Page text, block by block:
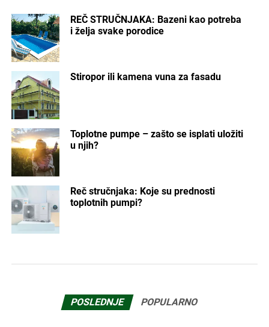
REČ STRUČNJAKA: Bazeni kao potreba
i želja svake porodice
Stiropor ili kamena vuna za fasadu
Toplotne pumpe – zašto se isplati uložiti
u njih?
Reč stručnjaka: Koje su prednosti
toplotnih pumpi?
POSLEDNJE POPULARNO